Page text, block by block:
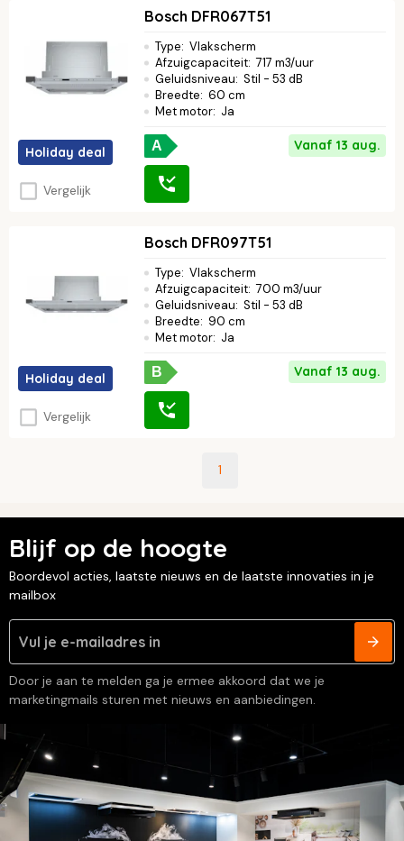
Holiday deal
Vergelijk
Bosch DFR067T51
Type: Vlakscherm
Afzuigcapaciteit: 717 m3/uur
Geluidsniveau: Stil - 53 dB
Breedte: 60 cm
Met motor: Ja
A Vanaf 13 aug.
Holiday deal
Vergelijk
Bosch DFR097T51
Type: Vlakscherm
Afzuigcapaciteit: 700 m3/uur
Geluidsniveau: Stil - 53 dB
Breedte: 90 cm
Met motor: Ja
B Vanaf 13 aug.
1
Blijf op de hoogte
Boordevol acties, laatste nieuws en de laatste innovaties in je
mailbox
Door je aan te melden ga je ermee akkoord dat we je
marketingmails sturen met nieuws en aanbiedingen.